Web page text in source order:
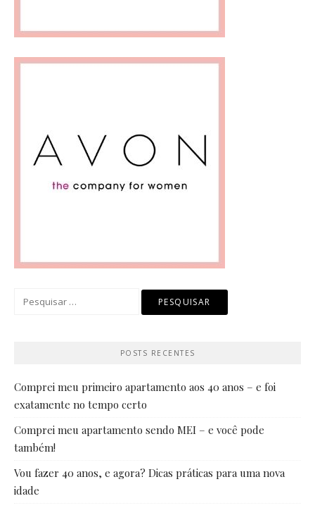
POSTS RECENTES
Comprei meu primeiro apartamento aos 40 anos – e foi
exatamente no tempo certo
Comprei meu apartamento sendo MEI – e você pode
também!
Vou fazer 40 anos, e agora? Dicas práticas para uma nova
idade